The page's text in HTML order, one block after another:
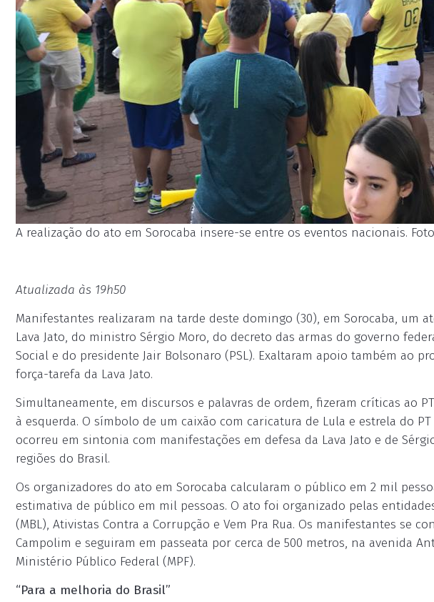
A realização do ato em Sorocaba insere-se entre os eventos nacionais.
Atualizada às 19h50
Manifestantes realizaram na tarde deste domingo (30), em Sorocaba, um
Lava Jato, do ministro Sérgio Moro, do decreto das armas do governo
Social e do presidente Jair Bolsonaro (PSL). Exaltaram apoio também ao
força-tarefa da Lava Jato.
Simultaneamente, em discursos e palavras de ordem, fizeram críticas ao
à esquerda. O símbolo de um caixão com caricatura de Lula e estrela do
ocorreu em sintonia com manifestações em defesa da Lava Jato e de
regiões do Brasil.
Os organizadores do ato em Sorocaba calcularam o público em 2 mil
estimativa de público em mil pessoas. O ato foi organizado pelas
(MBL), Ativistas Contra a Corrupção e Vem Pra Rua. Os manifestantes se
Campolim e seguiram em passeata por cerca de 500 metros, na avenida
Ministério Público Federal (MPF).
“Para a melhoria do Brasil”